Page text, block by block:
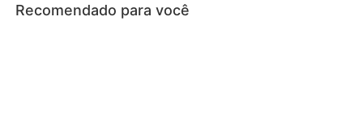
Recomendado para você